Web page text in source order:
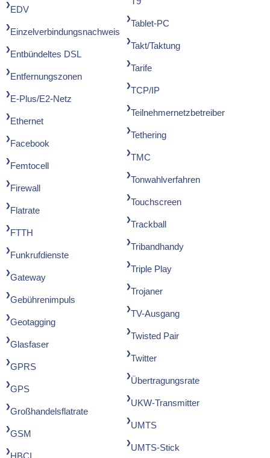
EDV
Einzelverbindungsnachweis
Entbündeltes DSL
Entfernungszonen
E-Plus/E2-Netz
Ethernet
Facebook
Femtocell
Firewall
Flatrate
FTTH
Funkrufdienste
Gateway
Gebührenimpuls
Geotagging
Glasfaser
GPRS
GPS
Großhandelsflatrate
GSM
HBCI
Tablet-PC
Takt/Taktung
Tarife
TCP/IP
Teilnehmernetzbetreiber
Tethering
TMC
Tonwahlverfahren
Touchscreen
Trackball
Tribandhandy
Triple Play
Trojaner
TV-Ausgang
Twisted Pair
Twitter
Übertragungsrate
UKW-Transmitter
UMTS
UMTS-Stick